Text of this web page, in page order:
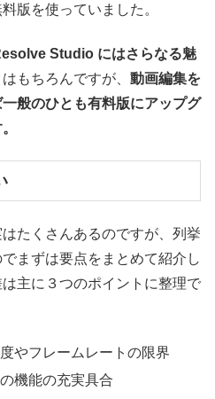
版を使っていました。
Studio にはさらなる魅
もちろんですが、 動画編集を
般のひとも有料版にアップグ
たくさんあるのですが、列挙
まずは要点をまとめて紹介し
主に３つのポイントに整理で
やフレームレートの限界
機能の充実具合